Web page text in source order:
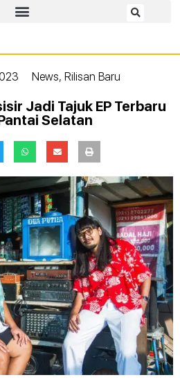
News, Rilisan Baru
Jadi Tajuk EP Terbaru
Selatan